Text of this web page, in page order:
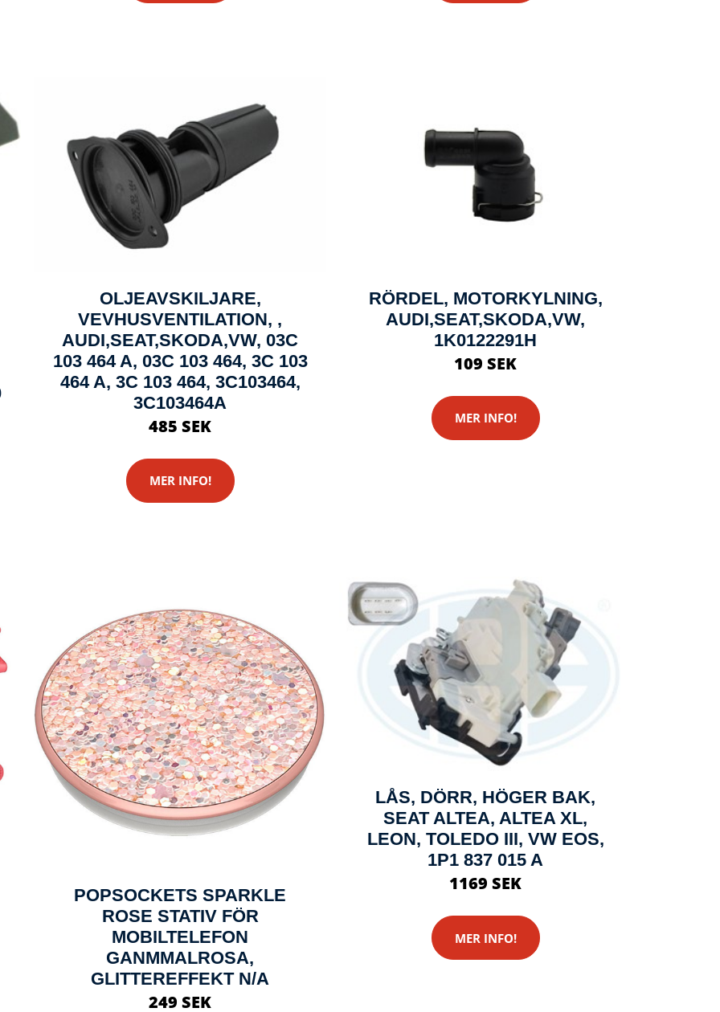
OLJEAVSKILJARE,
VEVHUSVENTILATION, ,
AUDI,SEAT,SKODA,VW, 03C
103 464 A, 03C 103 464, 3C 103
464 A, 3C 103 464, 3C103464,
3C103464A
485 SEK
MER INFO!
RÖRDEL, MOTORKYLNING,
AUDI,SEAT,SKODA,VW,
1K0122291H
109 SEK
MER INFO!
POPSOCKETS SPARKLE
ROSE STATIV FÖR
MOBILTELEFON
GANMMALROSA,
GLITTEREFFEKT N/A
249 SEK
LÅS, DÖRR, HÖGER BAK,
SEAT ALTEA, ALTEA XL,
LEON, TOLEDO III, VW EOS,
1P1 837 015 A
1169 SEK
MER INFO!